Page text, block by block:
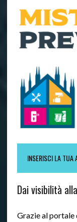
INSERISCI LA TUA
Dai visibilità
Grazie al portale